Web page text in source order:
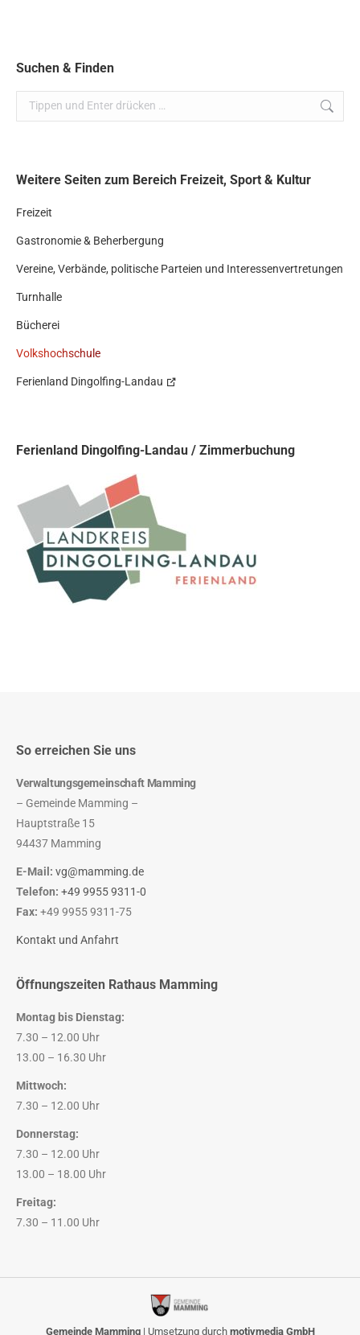
Suchen & Finden
Search:
Weitere Seiten zum Bereich Freizeit, Sport & Kultur
Freizeit
Gastronomie & Beherbergung
Vereine, Verbände, politische Parteien und Inter­essen­ver­tretungen
Turnhalle
Bücherei
Volkshochschule
Ferienland Dingolfing-Landau
Ferienland Dingolfing-Landau / Zimmerbuchung
So erreichen Sie uns
Verwaltungsgemeinschaft Mamming
– Gemeinde Mamming –
Hauptstraße 15
94437 Mamming
E-Mail: vg@mamming.de
Telefon: +49 9955 9311-0
Fax: +49 9955 9311-75
Kontakt und Anfahrt
Öffnungszeiten Rathaus Mamming
Montag bis Dienstag:
7.30 – 12.00 Uhr
13.00 – 16.30 Uhr
Mittwoch:
7.30 – 12.00 Uhr
Donnerstag:
7.30 – 12.00 Uhr
13.00 – 18.00 Uhr
Freitag:
7.30 – 11.00 Uhr
Gemeinde Mamming| Umsetzung durch motivmedia GmbH